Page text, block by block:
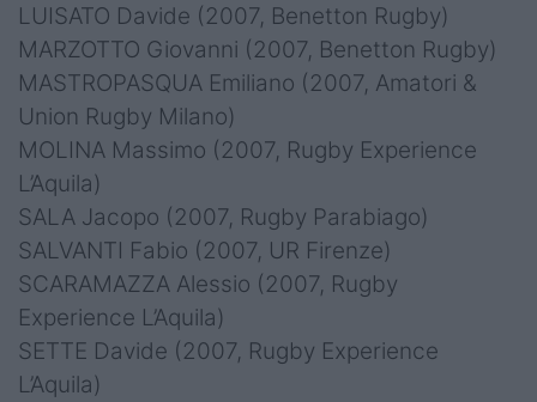
LUISATO Davide (2007, Benetton Rugby)
MARZOTTO Giovanni (2007, Benetton Rugby)
MASTROPASQUA Emiliano (2007, Amatori &
Union Rugby Milano)
MOLINA Massimo (2007, Rugby Experience
L’Aquila)
SALA Jacopo (2007, Rugby Parabiago)
SALVANTI Fabio (2007, UR Firenze)
SCARAMAZZA Alessio (2007, Rugby
Experience L’Aquila)
SETTE Davide (2007, Rugby Experience
L’Aquila)